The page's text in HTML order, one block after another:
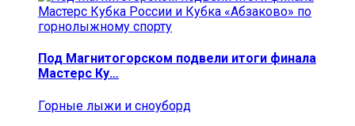
Под Магнитогорском подвели итоги финала
Мастерс Ку…
Горные лыжи и сноуборд